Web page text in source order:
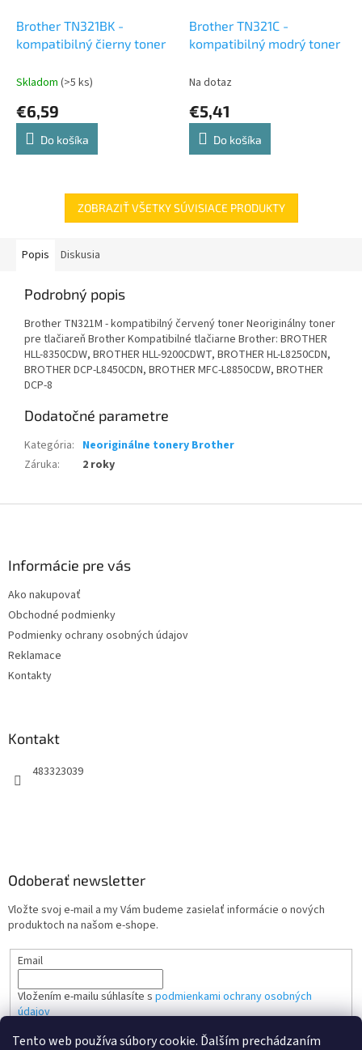
Tento web používa súbory cookie. Ďalším prechádzaním
Brother TN321BK -
kompatibilný čierny toner
Skladom (>5 ks)
€6,59
Do košíka
Brother TN321C -
kompatibilný modrý toner
Na dotaz
€5,41
Do košíka
ZOBRAZIŤ VŠETKY SÚVISIACE PRODUKTY
Popis Diskusia
Podrobný popis
Brother TN321M - kompatibilný červený toner Neoriginálny toner
pre tlačiareň Brother Kompatibilné tlačiarne Brother: BROTHER
HLL-8350CDW, BROTHER HLL-9200CDWT, BROTHER HL-L8250CDN,
BROTHER DCP-L8450CDN, BROTHER MFC-L8850CDW, BROTHER
DCP-8
Dodatočné parametre
Kategória: Neoriginálne tonery Brother
Záruka: 2 roky
Informácie pre vás
Ako nakupovať
Obchodné podmienky
Podmienky ochrany osobných údajov
Reklamace
Kontakty
Kontakt
483323039
Odoberať newsletter
Vložte svoj e-mail a my Vám budeme zasielať informácie o nových
produktoch na našom e-shope.
Email
Vložením e-mailu súhlasíte s podmienkami ochrany osobných
údajov